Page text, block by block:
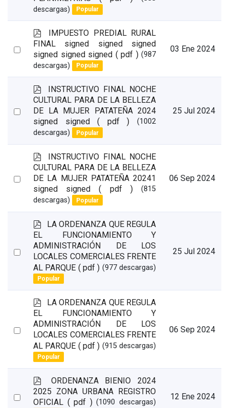
item
descargas)
Popular
Select
item
p
d
f
IMPUESTO PREDIAL RURAL
FINAL signed signed signed
signed signed signed ( pdf ) (987
descargas)
Popular
03 Ene 2024
Select
p
d
INSTRUCTIVO FINAL NOCHE
CULTURAL PARA DE LA BELLEZA
DE LA MUJER PATATEÑA 2024
signed signed
( pdf )
(1002
descargas)
Popular
25 Jul 2024
Select
p
d
f
INSTRUCTIVO FINAL NOCHE
CULTURAL PARA DE LA BELLEZA
DE LA MUJER PATATEÑA 20241
signed signed
( pdf )
(815
descargas)
Popular
06 Sep 2024
Select
p
f
LA ORDENANZA QUE REGULA
EL FUNCIONAMIENTO Y
ADMINISTRACIÓN DE LOS
LOCALES COMERCIALES FRENTE
AL PARQUE ( pdf ) (977 descargas)
Popular
25 Jul 2024
Select
p
f
LA ORDENANZA QUE REGULA
EL FUNCIONAMIENTO Y
ADMINISTRACIÓN DE LOS
LOCALES COMERCIALES FRENTE
AL PARQUE ( pdf ) (915 descargas)
Popular
06 Sep 2024
Select
p
d
f
ORDENANZA BIENIO 2024
2025 ZONA URBANA REGISTRO
OFICIAL ( pdf ) (1090 descargas)
12 Ene 2024